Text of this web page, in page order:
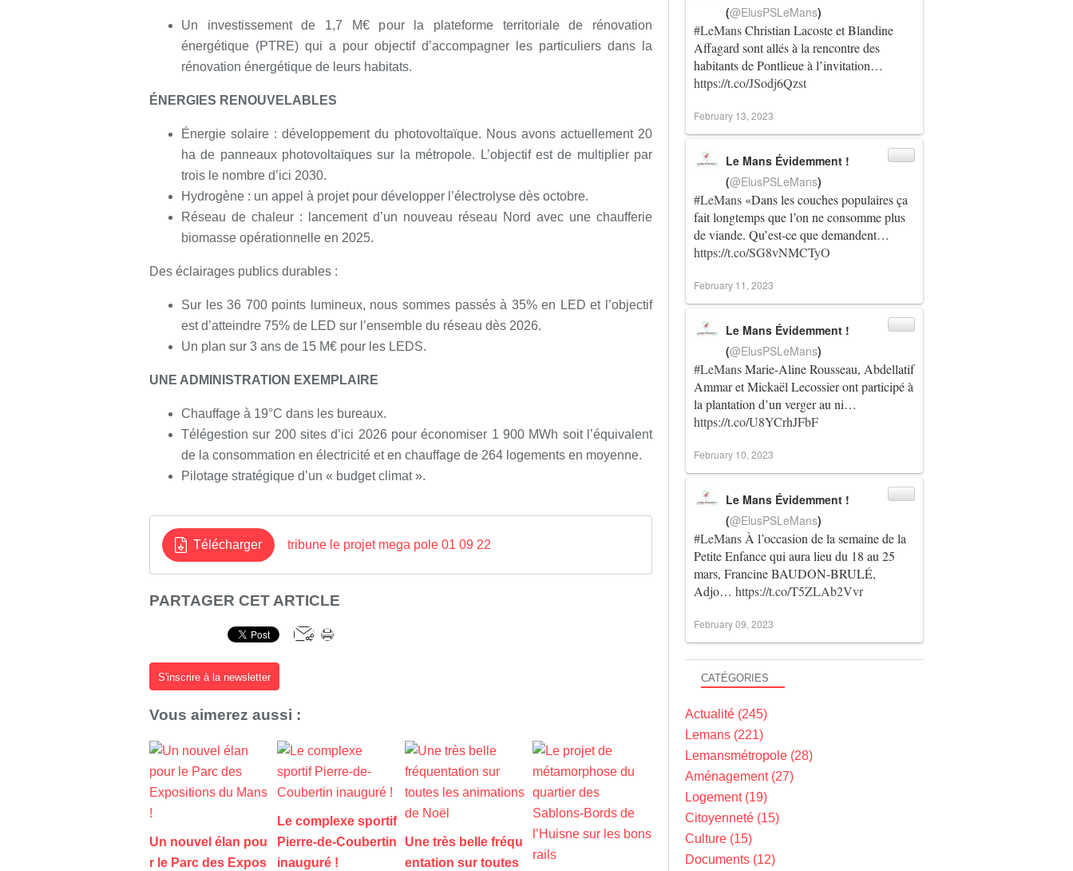
Un investissement de 1,7 M€ pour la plateforme territoriale de rénovation
énergétique (PTRE) qui a pour objectif d’accompagner les particuliers dans la
rénovation énergétique de leurs habitats.
ÉNERGIES RENOUVELABLES
Énergie solaire : développement du photovoltaïque. Nous avons actuellement 20
ha de panneaux photovoltaïques sur la métropole. L’objectif est de multiplier par
trois le nombre d’ici 2030.
Hydrogène : un appel à projet pour développer l’électrolyse dès octobre.
Réseau de chaleur : lancement d’un nouveau réseau Nord avec une chaufferie
biomasse opérationnelle en 2025.
Des éclairages publics durables :
Sur les 36 700 points lumineux, nous sommes passés à 35% en LED et l’objectif
est d’atteindre 75% de LED sur l’ensemble du réseau dès 2026.
Un plan sur 3 ans de 15 M€ pour les LEDS.
UNE ADMINISTRATION EXEMPLAIRE
Chauffage à 19°C dans les bureaux.
Télégestion sur 200 sites d’ici 2026 pour économiser 1 900 MWh soit l’équivalent
de la consommation en électricité et en chauffage de 264 logements en moyenne.
Pilotage stratégique d’un « budget climat ».
Télécharger tribune le projet mega pole 01 09 22
PARTAGER CET ARTICLE
S'inscrire à la newsletter
Vous aimerez aussi :
Un nouvel élan pou
r le Parc des Expos
Le complexe sportif
Pierre-de-Coubertin
inauguré !
Une très belle fréqu
entation sur toutes
#LeMansChristian Lacoste et Blandine
Affagard sont allés à la rencontre des
habitants de Pontlieue à l’invitation…
https://t.co/JSodj6Qzst
(@ElusPSLeMans)
February 13, 2023
#LeMans «Dans les couches populaires ça
fait longtemps que l’on ne consomme plus
de viande. Qu’est-ce que demandent…
https://t.co/SG8vNMCTyO
Le Mans Évidemment !
(@ElusPSLeMans)
February 11, 2023
#LeMansMarie-Aline Rousseau, Abdellatif
Ammar et Mickaël Lecossier ont participé à
la plantation d’un verger au ni…
https://t.co/U8YCrhJFbF
Le Mans Évidemment !
(@ElusPSLeMans)
February 10, 2023
#LeMans À l’occasion de la semaine de la
Petite Enfance qui aura lieu du 18 au 25
mars, Francine BAUDON-BRULÉ,
Adjo… https://t.co/T5ZLAb2Vvr
Le Mans Évidemment !
(@ElusPSLeMans)
February 09, 2023
CATÉGORIES
Actualité (245)
Lemans (221)
Lemansmétropole (28)
Aménagement(27)
Logement(19)
Citoyenneté (15)
Culture (15)
Documents (12)